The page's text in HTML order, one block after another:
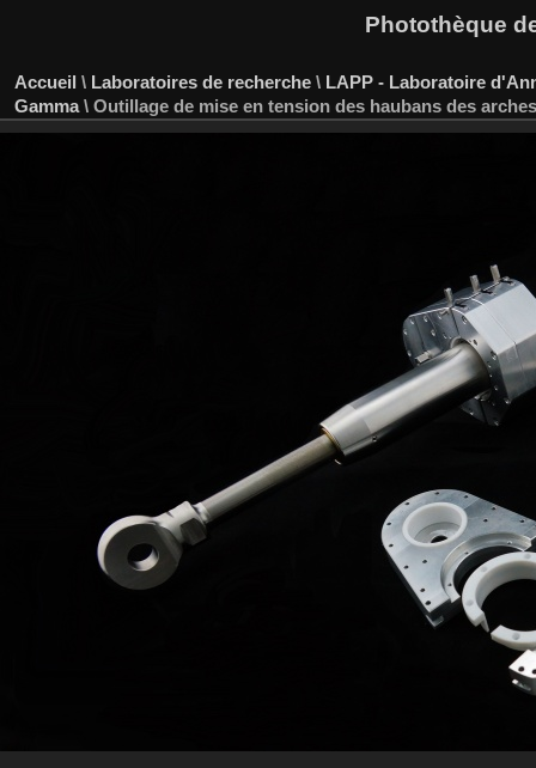
Photothèque
Accueil \ Laboratoires de recherche \ LAPP - Laboratoire
Gamma\ Outillage de mise en tension des haubans des